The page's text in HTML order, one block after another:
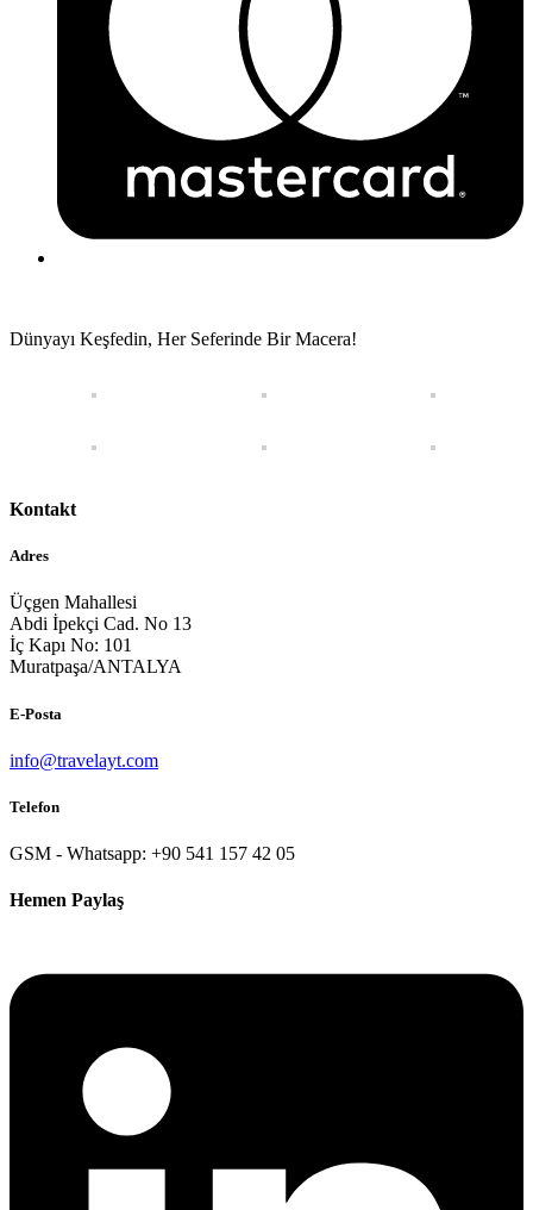
Dünyayı Keşfedin, Her Seferinde Bir Macera!
Kontakt
Adres
Üçgen Mahallesi
Abdi İpekçi Cad. No 13
İç Kapı No: 101
Muratpaşa/ANTALYA
E-Posta
info@travelayt.com
Telefon
GSM - Whatsapp: +90 541 157 42 05
Hemen Paylaş